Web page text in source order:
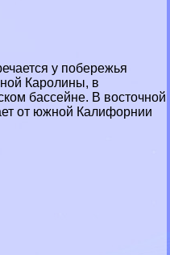
у побережья
Каролины, в
бассейне. В восточной
от южной Калифорнии